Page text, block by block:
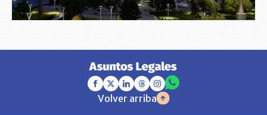
Volver arriba